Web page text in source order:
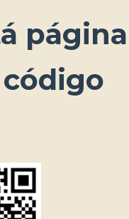
página